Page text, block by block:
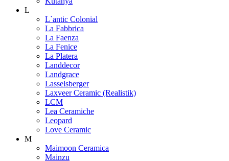
L
L`antic Colonial
La Fabbrica
La Faenza
La Fenice
La Platera
Landdecor
Landgrace
Lasselsberger
Laxveer Ceramic (Realistik)
LCM
Lea Ceramiche
Leopard
Love Ceramic
M
Maimoon Ceramica
Mainzu